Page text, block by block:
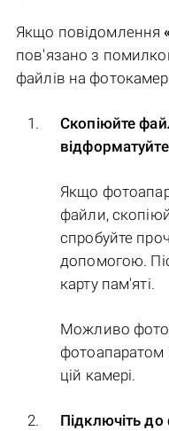
Якщо повідомлення
пов'язано з
файлів на
Скопіюйте
Якщо
файли,
спробуйте
допомогою.
карту пам'яті.
Можливо
фотоапаратом
цій камері.
Підключіть до